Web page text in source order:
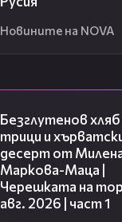
Новините на NOVA
Безглутенов
трици и
десерт от
Маркова-Маца |
Черешката на
авг. 2026 | част 1